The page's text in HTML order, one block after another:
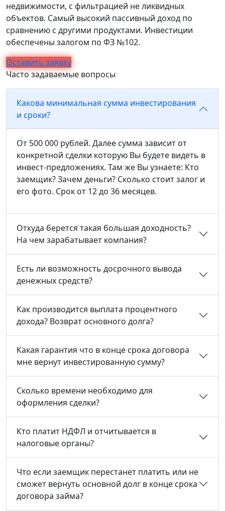
недвижимости, с фильтрацией не ликвидных
объектов. Самый высокий пассивный доход по
сравнению с другими продуктами. Инвестиции
обеспечены залогом по ФЗ №102.
Оставить заявку
Часто задаваемые вопросы
Какова минимальная сумма инвестирования
и сроки?
От 500 000 рублей. Далее сумма зависит от
конкретной сделки которую Вы будете видеть в
инвест-предложениях. Там же Вы узнаете: Кто
заемщик? Зачем деньги? Сколько стоит залог и
его фото. Срок от 12 до 36 месяцев.
Откуда берется такая большая доходность?
На чем зарабатывает компания?
Есть ли возможность досрочного вывода
денежных средств?
Как производится выплата процентного
дохода? Возврат основного долга?
Какая гарантия что в конце срока договора
мне вернут инвестированную сумму?
Сколько времени необходимо для
оформления сделки?
Кто платит НДФЛ и отчитывается в
налоговые органы?
Что если заемщик перестанет платить или не
сможет вернуть основной долг в конце срока
договора займа?